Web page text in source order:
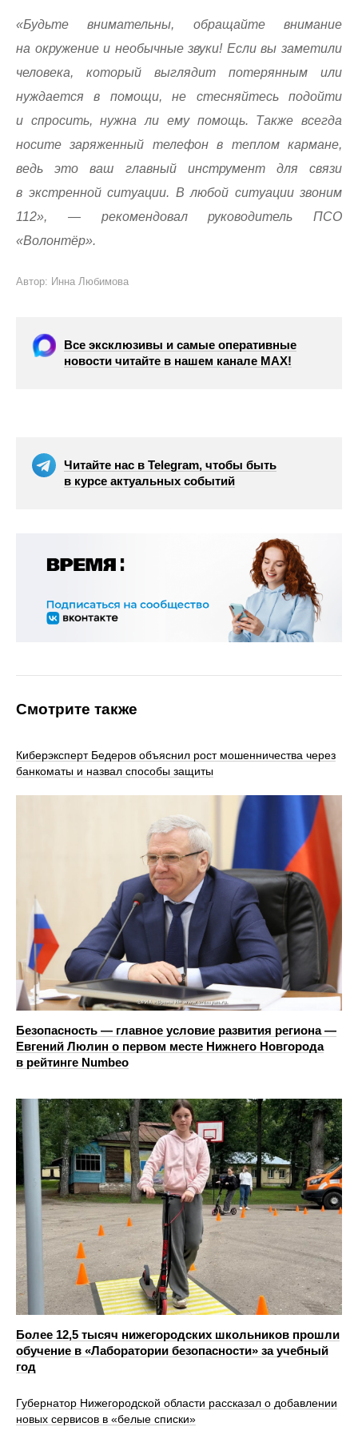
«Будьте внимательны, обращайте внимание
на окружение и необычные звуки! Если вы заметили
человека, который выглядит потерянным или
нуждается в помощи, не стесняйтесь подойти
и спросить, нужна ли ему помощь. Также всегда
носите заряженный телефон в теплом кармане,
ведь это ваш главный инструмент для связи
в экстренной ситуации. В любой ситуации звоним
112», — рекомендовал руководитель ПСО
«Волонтёр».
Автор: Инна Любимова
Все эксклюзивы и самые оперативные
новости читайте в нашем канале МАХ!
Читайте нас в Telegram, чтобы быть
в курсе актуальных событий
Смотрите также
Киберэксперт Бедеров объяснил рост мошенничества через
банкоматы и назвал способы защиты
Безопасность — главное условие развития региона —
Евгений Люлин о первом месте Нижнего Новгорода
в рейтинге Numbeo
Более 12,5 тысяч нижегородских школьников прошли
обучение в «Лаборатории безопасности» за учебный
год
Губернатор Нижегородской области рассказал о добавлении
новых сервисов в «белые списки»